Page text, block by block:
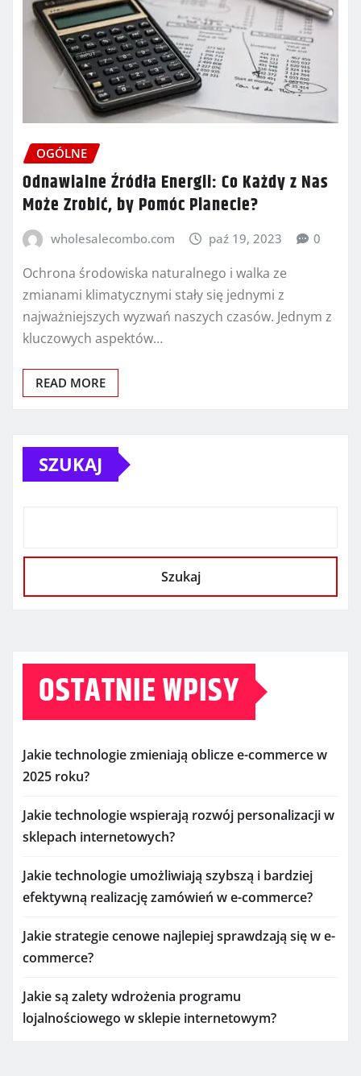
OGÓLNE
Odnawialne Źródła Energii: Co Każdy z Nas
Może Zrobić, by Pomóc Planecie?
wholesalecombo.com paź 19, 2023 0
Ochrona środowiska naturalnego i walka ze
zmianami klimatycznymi stały się jednymi z
najważniejszych wyzwań naszych czasów. Jednym z
kluczowych aspektów…
READ MORE
SZUKAJ
Szukaj
OSTATNIE WPISY
Jakie technologie zmieniają oblicze e-commerce w
2025 roku?
Jakie technologie wspierają rozwój personalizacji w
sklepach internetowych?
Jakie technologie umożliwiają szybszą i bardziej
efektywną realizację zamówień w e-commerce?
Jakie strategie cenowe najlepiej sprawdzają się w e-
commerce?
Jakie są zalety wdrożenia programu
lojalnościowego w sklepie internetowym?